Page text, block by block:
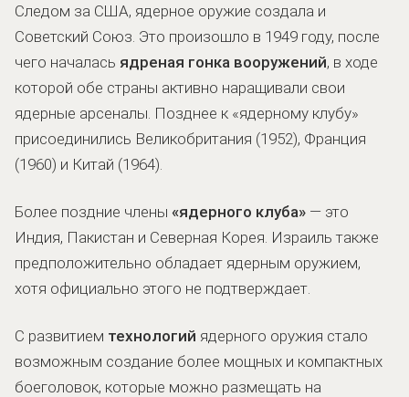
Следом за США, ядерное оружие создала и
Советский Союз. Это произошло в 1949 году, после
чего началась ядреная гонка вооружений, в ходе
которой обе страны активно наращивали свои
ядерные арсеналы. Позднее к «ядерному клубу»
присоединились Великобритания (1952), Франция
(1960) и Китай (1964).
Более поздние члены «ядерного клуба» — это
Индия, Пакистан и Северная Корея. Израиль также
предположительно обладает ядерным оружием,
хотя официально этого не подтверждает.
С развитием технологий ядерного оружия стало
возможным создание более мощных и компактных
боеголовок, которые можно размещать на